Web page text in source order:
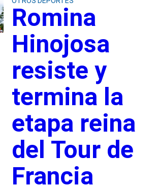
Romina
Hinojosa
resiste y
termina la
etapa reina
del Tour de
Francia